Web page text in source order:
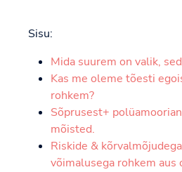
Sisu:
Mida suurem on valik,
Kas me oleme tõesti
rohkem?
Sõprusest+
mõisted.
Riskide &
võimalusega rohkem aus